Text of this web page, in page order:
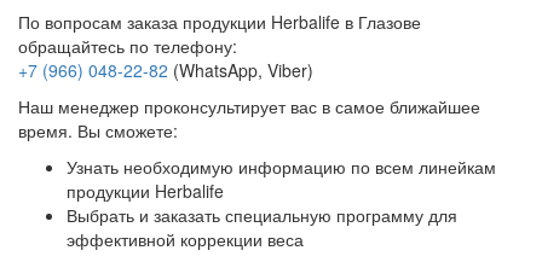
По вопросам заказа продукции Herbalife в Глазове
обращайтесь по телефону:
+7 (966) 048-22-82 (WhatsApp, Viber)
Наш менеджер проконсультирует вас в самое ближайшее
время. Вы сможете:
Узнать необходимую информацию по всем линейкам
продукции Herbalife
Выбрать и заказать специальную программу для
эффективной коррекции веса